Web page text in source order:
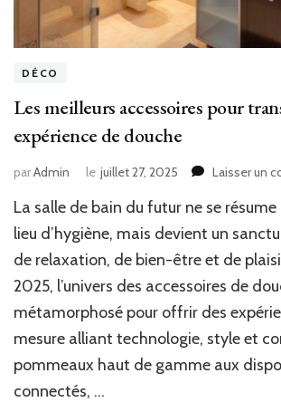
DÉCO
Les meilleurs accessoires pour
expérience de douche
parAdmin le juillet 27, 2025 Laisser un
La salle de bain du futur ne se
lieu d’hygiène, mais devient un
de relaxation, de bien-être et de
2025, l’univers des accessoires de
métamorphosé pour offrir des
mesure alliant technologie, style et
pommeaux haut de gamme aux
connectés, …